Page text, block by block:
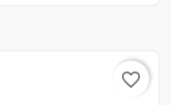
favorite_border